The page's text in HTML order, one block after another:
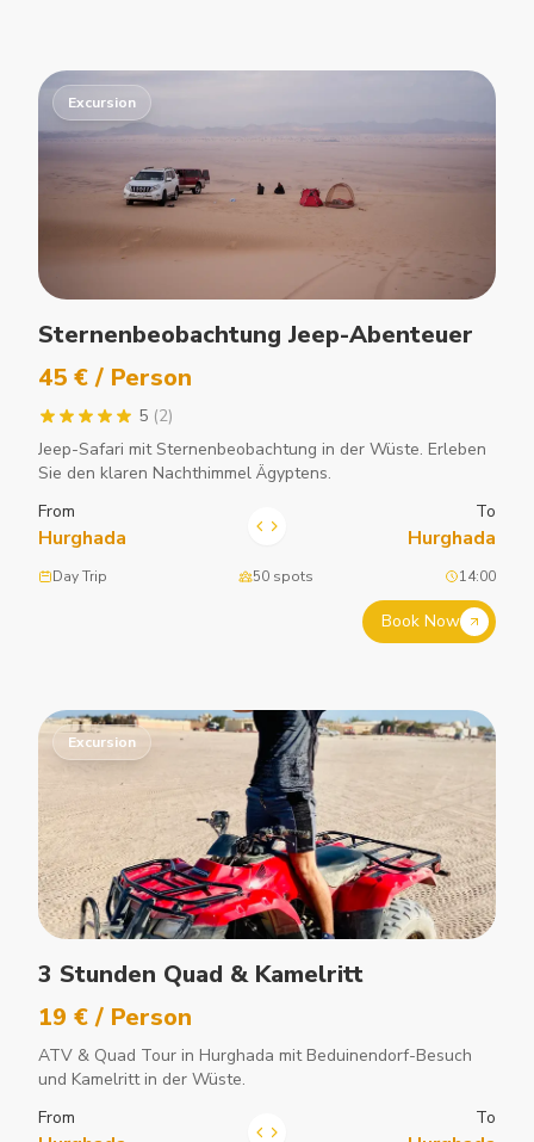
Excursion
Sternenbeobachtung Jeep-Abenteuer
45 € / Person
5 (2)
Jeep-Safari mit Sternenbeobachtung in der Wüste. Erleben
Sie den klaren Nachthimmel Ägyptens.
From
Hurghada
To
Hurghada
Day Trip 50 spots 14:00
Book Now
Excursion
3 Stunden Quad & Kamelritt
19 € / Person
ATV & Quad Tour in Hurghada mit Beduinendorf-Besuch
und Kamelritt in der Wüste.
From
To